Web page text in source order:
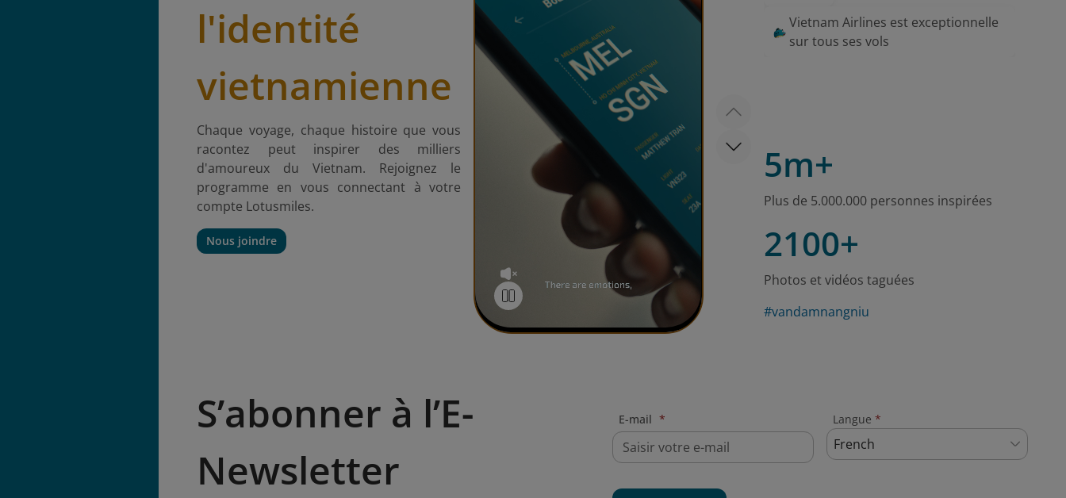
l'identité
vietnamienne
Chaque voyage, chaque histoire que vous
racontez peut inspirer des milliers
d'amoureux du Vietnam. Rejoignez le
programme en vous connectant à votre
compte Lotusmiles.
Nous joindre
Vietnam Airlines est exceptionnelle
sur tous ses vols
5m+
Plus de 5.000.000 personnes inspirées
2100+
Photos et vidéos taguées
#vandamnangniu
S’abonner à l’E-
Newsletter
E-mail * Langue *
French